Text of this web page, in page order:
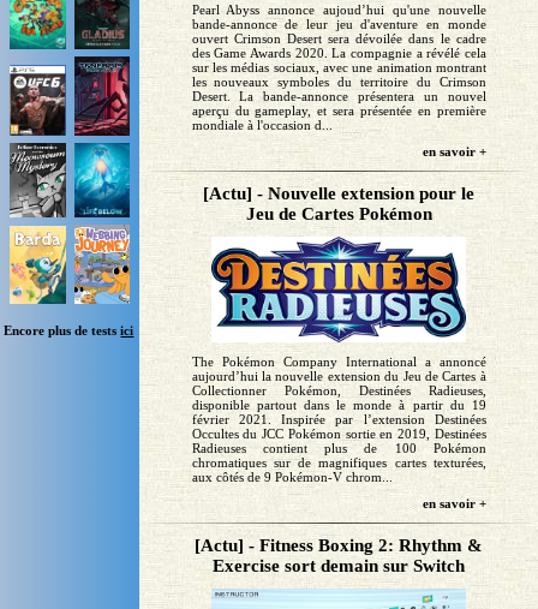
Encore plus de testsici
Pearl Abyss annonce aujoud’hui qu'une nouvelle
bande-annonce de leur jeu d'aventure en monde
ouvert Crimson Desert sera dévoilée dans le cadre
des Game Awards 2020. La compagnie a révélé cela
sur les médias sociaux, avec une animation montrant
les nouveaux symboles du territoire du Crimson
Desert. La bande-annonce présentera un nouvel
aperçu du gameplay, et sera présentée en première
mondiale à l'occasion d...
en savoir +
[Actu] - Nouvelle extension pour le
Jeu de Cartes Pokémon
The Pokémon Company International a annoncé
aujourd’hui la nouvelle extension du Jeu de Cartes à
Collectionner Pokémon, Destinées Radieuses,
disponible partout dans le monde à partir du 19
février 2021. Inspirée par l’extension Destinées
Occultes du JCC Pokémon sortie en 2019, Destinées
Radieuses contient plus de 100 Pokémon
chromatiques sur de magnifiques cartes texturées,
aux côtés de 9 Pokémon-V chrom...
en savoir +
[Actu] - Fitness Boxing 2: Rhythm &
Exercise sort demain sur Switch